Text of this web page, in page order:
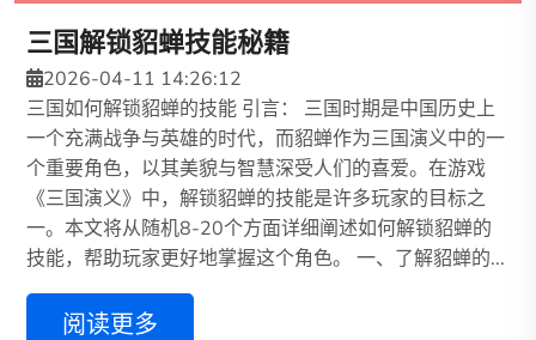
三国解锁貂蝉技能秘籍
2026-04-11 14:26:12
三国如何解锁貂蝉的技能 引言： 三国时期是中国历史上
一个充满战争与英雄的时代，而貂蝉作为三国演义中的一
个重要角色，以其美貌与智慧深受人们的喜爱。在游戏
《三国演义》中，解锁貂蝉的技能是许多玩家的目标之
一。本文将从随机8-20个方面详细阐述如何解锁貂蝉的
技能，帮助玩家更好地掌握这个角色。 一、了解貂蝉的...
阅读更多